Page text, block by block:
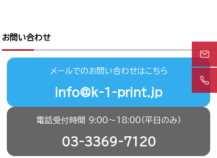
お問い合わせ
メールでのお問い合わせはこちら
info@k-1-print.jp
電話受付時間 9:00〜18:00（平日のみ）
03-3369-7120